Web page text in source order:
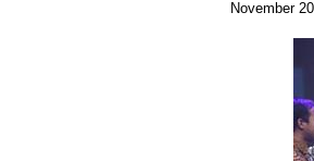
November